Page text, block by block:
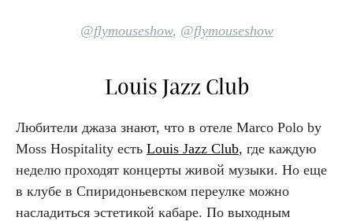
@flymouseshow, @flymouseshow
Louis Jazz Club
Любители джаза знают, что в отеле Marco Polo by
Moss Hospitality есть Louis Jazz Club, где каждую
неделю проходят концерты живой музыки. Но еще
в клубе в Спиридоньевском переулке можно
насладиться эстетикой кабаре. По выходным